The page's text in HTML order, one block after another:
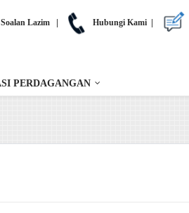
Soalan Lazim Hubungi Kami
PERDAGANGAN